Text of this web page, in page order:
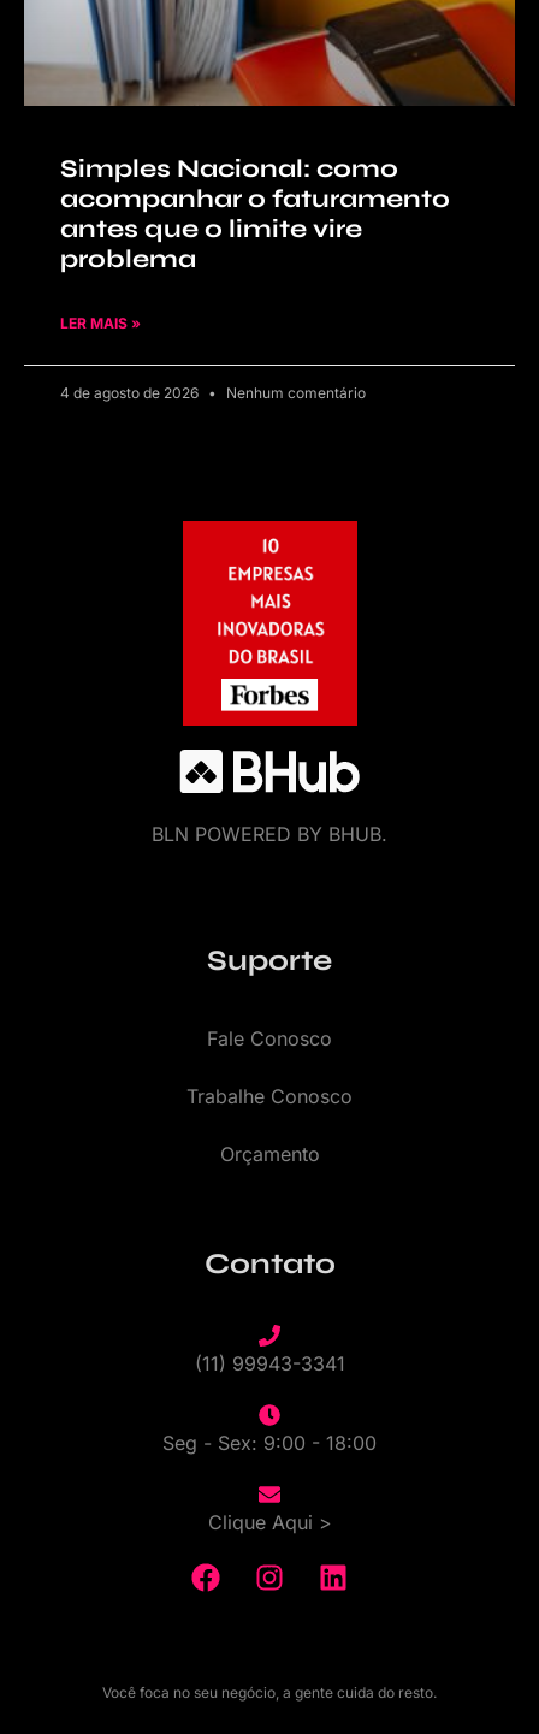
Simples Nacional: como
acompanhar o faturamento
antes que o limite vire
problema
LER MAIS »
4 de agosto de 2026 Nenhum comentário
BLN POWERED BY BHUB.
Suporte
Fale Conosco
Trabalhe Conosco
Orçamento
Contato
(11) 99943-3341
Seg - Sex: 9:00 - 18:00
Clique Aqui >
Você foca no seu negócio, a gente cuida do resto.